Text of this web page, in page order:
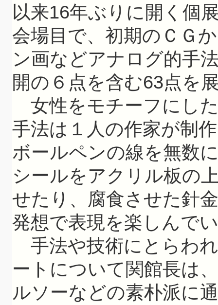
以来16年ぶりに開く個
会場目で、初期のＣＧ
ン画などアナログ的手
開の６点を含む63点を
女性をモチーフにし
手法は１人の作家が制
ボールペンの線を無数
シールをアクリル板の
せたり、腐食させた針
発想で表現を楽しんで
手法や技術にとらわ
ートについて関館長は
ルソーなどの素朴派に